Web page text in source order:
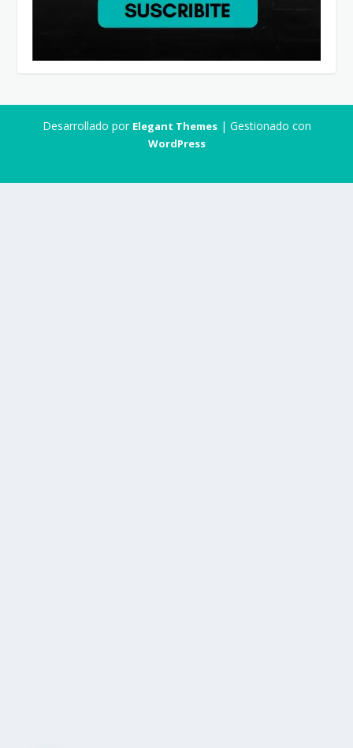
Desarrollado por Elegant Themes| Gestionado con
WordPress